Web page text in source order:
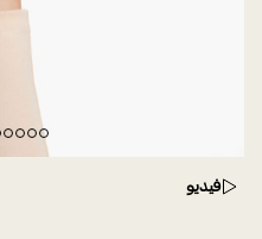
فيديو